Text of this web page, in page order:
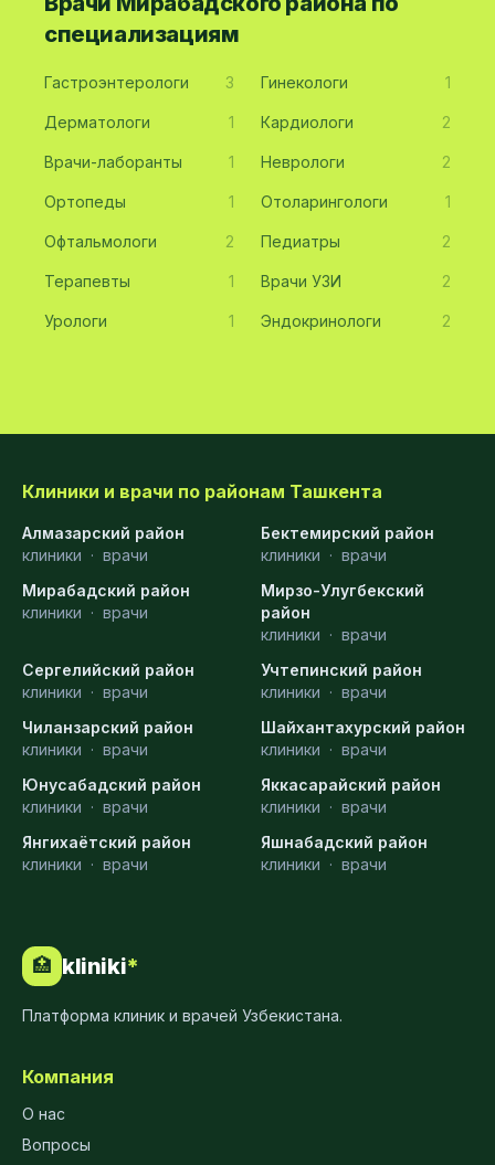
специализациям
Гастроэнтерологи 3 Гинекологи 1
Дерматологи 1 Кардиологи 2
Врачи-лаборанты 1 Неврологи 2
Ортопеды 1 Отоларингологи 1
Офтальмологи 2 Педиатры 2
Терапевты 1 Врачи УЗИ 2
Урологи 1 Эндокринологи 2
Клиники и врачи по районам Ташкента
Алмазарский район
клиники · врачи
Бектемирский район
клиники · врачи
Мирабадский район
клиники · врачи
Мирзо-Улугбекский
район
клиники · врачи
Сергелийский район
клиники · врачи
Учтепинский район
клиники · врачи
Чиланзарский район
клиники · врачи
Шайхантахурский район
клиники · врачи
Юнусабадский район
клиники · врачи
Яккасарайский район
клиники · врачи
Янгихаётский район
клиники · врачи
Яшнабадский район
клиники · врачи
🏥 kliniki*
Платформа клиник и врачей Узбекистана.
Компания
О нас
Вопросы